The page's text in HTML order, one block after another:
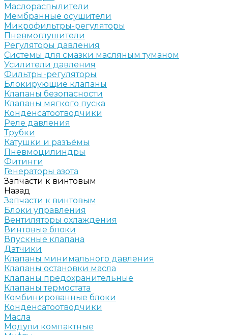
Маслораспылители
Мембранные осушители
Микрофильтры-регуляторы
Пневмоглушители
Регуляторы давления
Системы для смазки масляным туманом
Усилители давления
Фильтры-регуляторы
Блокирующие клапаны
Клапаны безопасности
Клапаны мягкого пуска
Конденсатоотводчики
Реле давления
Трубки
Катушки и разъёмы
Пневмоцилиндры
Фитинги
Генераторы азота
Запчасти к винтовым
Назад
Запчасти к винтовым
Блоки управления
Вентиляторы охлаждения
Винтовые блоки
Впускные клапана
Датчики
Клапаны минимального давления
Клапаны остановки масла
Клапаны предохранительные
Клапаны термостата
Комбинированные блоки
Конденсатоотводчики
Масла
Модули компактные